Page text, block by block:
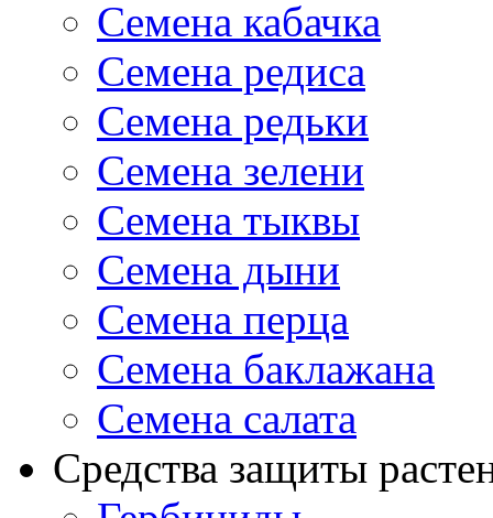
Семена кабачка
Семена редиса
Семена редьки
Семена зелени
Семена тыквы
Семена дыни
Семена перца
Семена баклажана
Семена салата
Средства защиты